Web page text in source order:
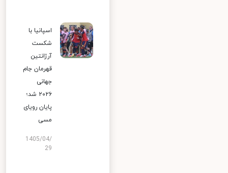
اسپانیا با
شکست
آرژانتین
قهرمان جام
جهانی
۲۰۲۶ شد؛
پایان رویای
مسی
1405/04/
29